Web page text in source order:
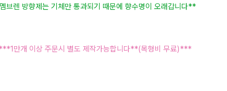
브렌 방향제는 기체만 통과되기 때문에 향수명이 오래갑니다**
만개 이상 주문시 별도 제작가능합니다**(목형비 무료)***